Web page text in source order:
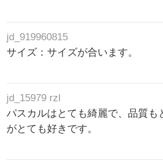
jd_919960815
サイズ：サイズが合います。
jd_15979 rzl
パスカルはとても綺麗で、品質も
がとても好きです。